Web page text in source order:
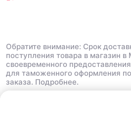
Обратите внимание: Срок
поступления товара в магазин
своевременного
для таможенного оформления
заказа. Подробнее.